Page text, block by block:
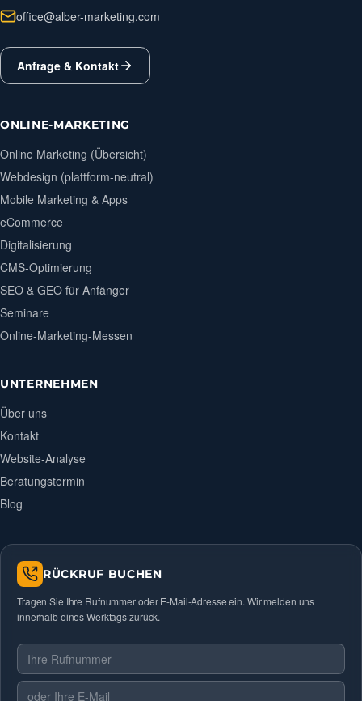
office@alber-marketing.com
Anfrage & Kontakt
ONLINE-MARKETING
Online Marketing (Übersicht)
Webdesign (plattform-neutral)
Mobile Marketing & Apps
eCommerce
Digitalisierung
CMS-Optimierung
SEO & GEO für Anfänger
Seminare
Online-Marketing-Messen
UNTERNEHMEN
Über uns
Kontakt
Website-Analyse
Beratungstermin
Blog
RÜCKRUF BUCHEN
Tragen Sie Ihre Rufnummer oder E-Mail-Adresse ein. Wir melden uns
innerhalb eines Werktags zurück.
Telefonnummer
E-Mail